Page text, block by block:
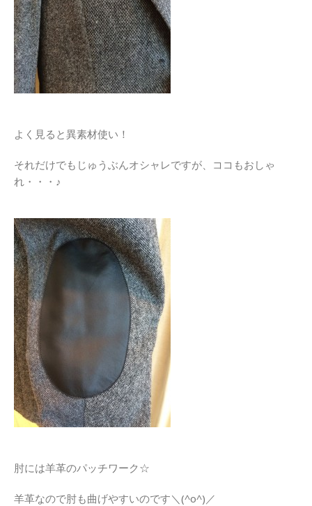
よく見ると異素材使い！
それだけでもじゅうぶんオシャレですが、ココもおしゃ
れ・・・♪
肘には羊革のパッチワーク☆
羊革なので肘も曲げやすいのです＼(^o^)／